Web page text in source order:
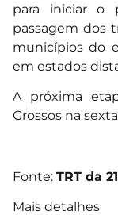
para iniciar o
passagem dos
municípios do
em estados
A próxima
Grossos na
Fonte: TRT da
Mais detalhes